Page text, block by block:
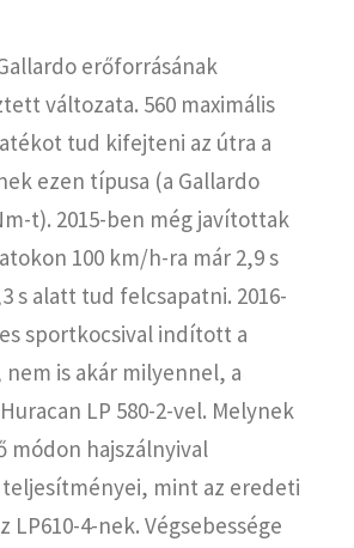
erőforrásának
változata. 560 maximális
tud kifejteni az útra a
ezen típusa (a Gallardo
t). 2015-ben még javítottak
100 km/h-ra már 2,9 s
s alatt tud felcsapatni. 2016-
sportkocsival indított a
is akár milyennel, a
LP 580-2-vel. Melynek
módon hajszálnyival
teljesítményei, mint az eredeti
LP610-4-nek. Végsebessége